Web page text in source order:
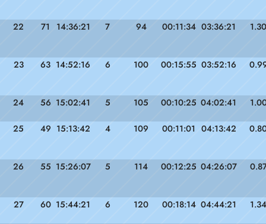
22 71 14:36:21 7 94 00:11:34 03:36:21 1.30
23 63 14:52:16 6 100 00:15:55 03:52:16
24 56 15:02:41 5 105 00:10:25 04:02:41
25 49 15:13:42 4 109 00:11:01 04:13:42
26 55 15:26:07 5 114 00:12:25 04:26:07
27 60 15:44:21 6 120 00:18:14 04:44:21 1.34